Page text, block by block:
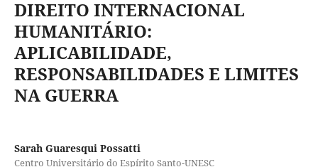
DIREITO INTERNACIONAL
HUMANITÁRIO:
APLICABILIDADE,
RESPONSABILIDADES E LIMITES
NA GUERRA
Sarah Guaresqui Possatti
Centro Universitário do Espírito Santo-UNESC